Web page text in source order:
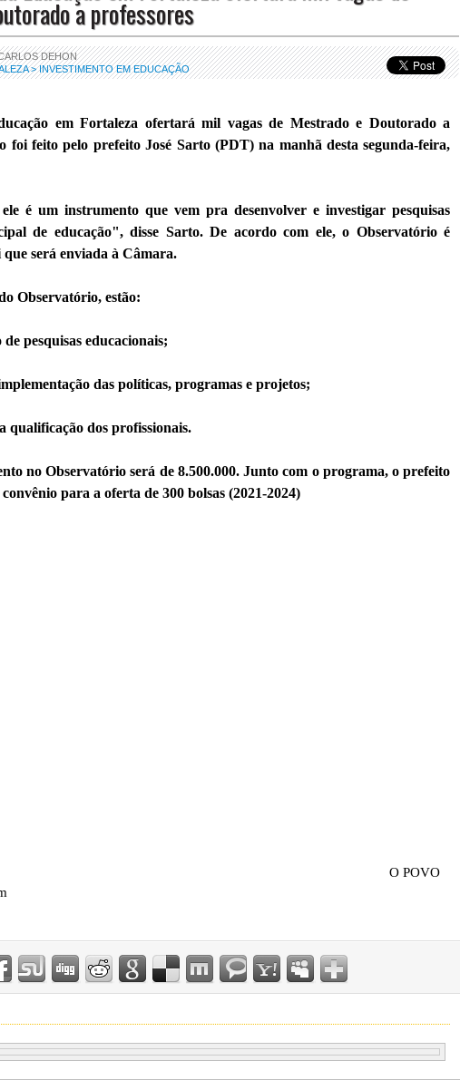
a professores
DEHON
> INVESTIMENTO EM EDUCAÇÃO
em Fortaleza ofertará mil vagas de Mestrado e Doutorado a
foi feito pelo prefeito José Sarto (PDT) na manhã desta segunda-feira,
é um instrumento que vem pra desenvolver e investigar pesquisas
de educação", disse Sarto. De acordo com ele, o Observatório é
será enviada à Câmara.
Observatório, estão:
pesquisas educacionais;
das políticas, programas e projetos;
qualificação dos profissionais.
no Observatório será de 8.500.000. Junto com o programa, o prefeito
para a oferta de 300 bolsas (2021-2024)
O POVO